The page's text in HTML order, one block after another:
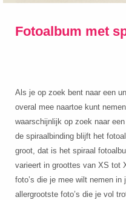
Fotoalbum
Als je op zoek bent naar een
overal mee naartoe kunt
waarschijnlijk op zoek naar
de spiraalbinding blijft het
groot, dat is het spiraal
varieert in groottes van XS tot
foto’s die je mee wilt nemen
allergrootste foto’s die je vol